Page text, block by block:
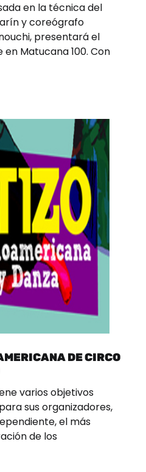
en la técnica del
y coreógrafo
presentará el
Matucana 100. Con
DE CIRCO
varios objetivos
sus organizadores,
el más
de los